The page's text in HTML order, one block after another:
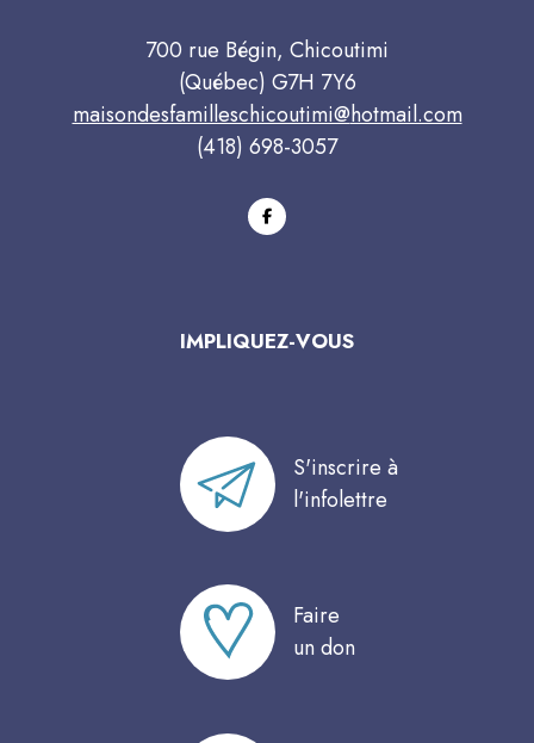
700 rue Bégin, Chicoutimi
(Québec) G7H 7Y6
maisondesfamilleschicoutimi@hotmail.com
(418) 698-3057
facebook
IMPLIQUEZ-VOUS
S'inscrire à
l'infolettre
Faire
un don